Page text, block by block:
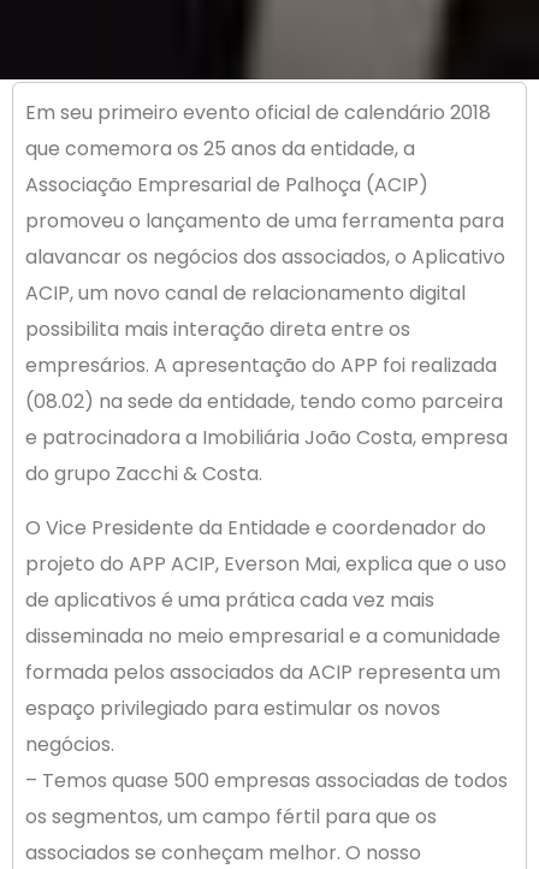
Em seu primeiro evento oficial de calendário 2018
que comemora os 25 anos da entidade, a
Associação Empresarial de Palhoça (ACIP)
promoveu o lançamento de uma ferramenta para
alavancar os negócios dos associados, o Aplicativo
ACIP, um novo canal de relacionamento digital
possibilita mais interação direta entre os
empresários. A apresentação do APP foi realizada
(08.02) na sede da entidade, tendo como parceira
e patrocinadora a Imobiliária João Costa, empresa
do grupo Zacchi & Costa.
O Vice Presidente da Entidade e coordenador do
projeto do APP ACIP, Everson Mai, explica que o uso
de aplicativos é uma prática cada vez mais
disseminada no meio empresarial e a comunidade
formada pelos associados da ACIP representa um
espaço privilegiado para estimular os novos
negócios.
– Temos quase 500 empresas associadas de todos
os segmentos, um campo fértil para que os
associados se conheçam melhor. O nosso